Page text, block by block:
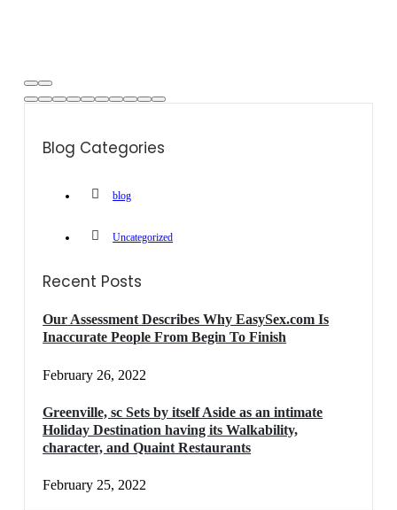
Blog Categories
blog
Uncategorized
Recent Posts
Our Assessment Describes Why EasySex.com Is
Inaccurate People From Begin To Finish
February 26, 2022
Greenville, sc Sets by itself Aside as an intimate
Holiday Destination having its Walkability,
character, and Quaint Restaurants
February 25, 2022